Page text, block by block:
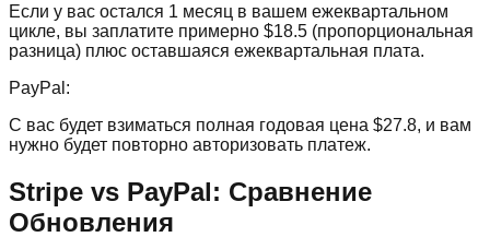
Если у вас остался 1 месяц в вашем ежеквартальном
цикле, вы заплатите примерно $18.5 (пропорциональная
разница) плюс оставшаяся ежеквартальная плата.
PayPal:
С вас будет взиматься полная годовая цена $27.8, и вам
нужно будет повторно авторизовать платеж.
Stripe vs PayPal: Сравнение
Обновления